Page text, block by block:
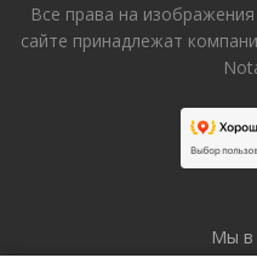
Все права на
сайте принадлежат
Мы в